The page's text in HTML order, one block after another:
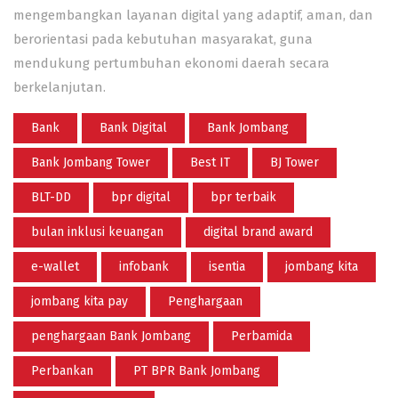
mengembangkan layanan digital yang adaptif, aman, dan
berorientasi pada kebutuhan masyarakat, guna
mendukung pertumbuhan ekonomi daerah secara
berkelanjutan.
Bank Bank Digital Bank Jombang
Bank Jombang Tower Best IT BJ Tower
BLT-DD bpr digital bpr terbaik
bulan inklusi keuangan digital brand award
e-wallet infobank isentia jombang kita
jombang kita pay Penghargaan
penghargaan Bank Jombang Perbamida
Perbankan PT BPR Bank Jombang